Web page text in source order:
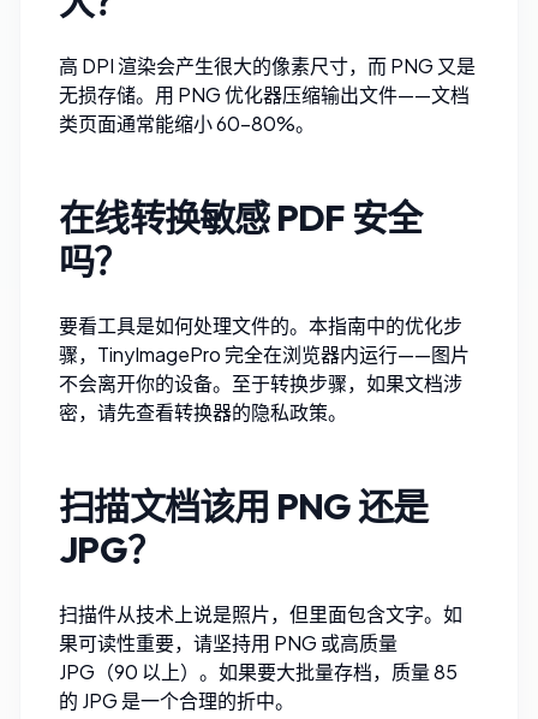
高 DPI 渲染会产生很大的像素尺寸，而 PNG 又是
无损存储。用 PNG 优化器压缩输出文件——文档
类页面通常能缩小 60–80%。
在线转换敏感 PDF 安全
吗？
要看工具是如何处理文件的。本指南中的优化步
骤，TinyImagePro 完全在浏览器内运行——图片
不会离开你的设备。至于转换步骤，如果文档涉
密，请先查看转换器的隐私政策。
扫描文档该用 PNG 还是
JPG？
扫描件从技术上说是照片，但里面包含文字。如
果可读性重要，请坚持用 PNG 或高质量
JPG（90 以上）。如果要大批量存档，质量 85
的 JPG 是一个合理的折中。